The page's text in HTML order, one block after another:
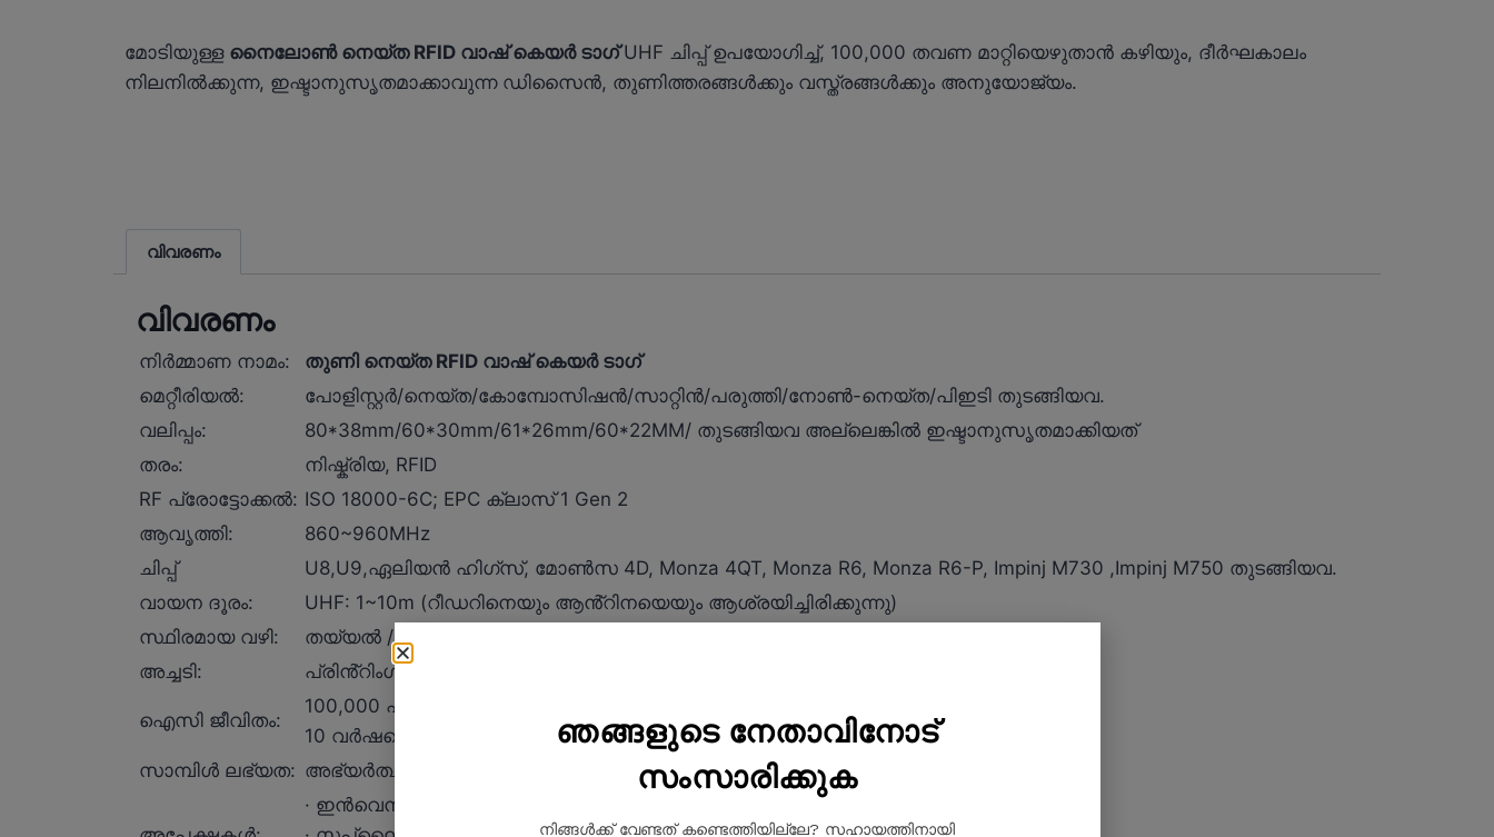
മോടിയുള്ള നൈലോൺ നെയ്ത RFID വാഷ് കെയർ ടാഗ്UHF ചിപ്പ് ഉപയോഗിച്ച്, 100,000 തവണ മാറ്റിയെഴുതാൻ കഴിയും, ദീർഘകാലം
നിലനിൽക്കുന്ന, ഇഷ്ടാനുസൃതമാക്കാവുന്ന ഡിസൈൻ, തുണിത്തരങ്ങൾക്കും വസ്ത്രങ്ങൾക്കും അനുയോജ്യം.
വിവരണം
വിവരണം
നിർമ്മാണ നാമം:
തുണി നെയ്ത RFID വാഷ് കെയർ ടാഗ്
മെറ്റീരിയൽ:
പോളിസ്റ്റർ/നെയ്ത/കോമ്പോസിഷൻ/സാറ്റിൻ/പരുത്തി/നോൺ-നെയ്ത/പിഇടി തുടങ്ങിയവ.
വലിപ്പം:
80*38mm/60*30mm/61*26mm/60*22MM/ തുടങ്ങിയവ അല്ലെങ്കിൽ ഇഷ്ടാനുസൃതമാക്കിയത്
തരം:
നിഷ്ക്രിയ, RFID
RF പ്രോട്ടോക്കൽ: ISO 18000-6C; EPC ക്ലാസ് 1 Gen 2
ആവൃത്തി:
860~960MHz
ചിപ്പ്
U8,U9,ഏലിയൻ ഹിഗ്സ്, മോൺസ 4D, Monza 4QT, Monza R6, Monza R6-P, Impinj M730 ,Impinj M750 തുടങ്ങിയവ.
വായന ദൂരം:
UHF: 1~10m (റീഡറിനെയും ആൻ്റിനയെയും ആശ്രയിച്ചിരിക്കുന്നു)
സ്ഥിരമായ വഴി:
തയ്യൽ / ഇസ്തിരിയിടൽ
അച്ചടി:
പ്രിൻ്റിംഗ്, എൻകോഡിംഗ്, സീരിയൽ നമ്പർ, ഡിസൈൻ മുതലായവ.
ഐസി ജീവിതം:
100,000 പ്രോഗ്രാമിംഗ് സൈക്കിളുകൾ
10 വർഷത്തെ ഡാറ്റ നിലനിർത്തൽ
സാമ്പിൾ ലഭ്യത: അഭ്യർത്ഥന പ്രകാരം സൗജന്യ സാമ്പിളുകൾ ലഭ്യമാണ്
· ഇൻവെൻ്ററി മാനേജ്മെൻ്റ്
ഞങ്ങളുടെ നേതാവിനോട്
സംസാരിക്കുക
നിങ്ങൾക്ക് വേണ്ടത് കണ്ടെത്തിയില്ലേ? സഹായത്തിനായി